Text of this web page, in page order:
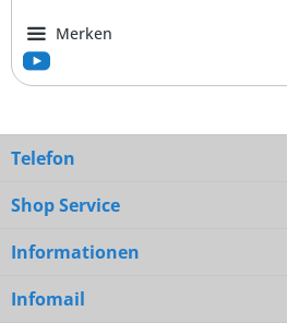
Merken
Telefon
Shop Service
Informationen
Infomail